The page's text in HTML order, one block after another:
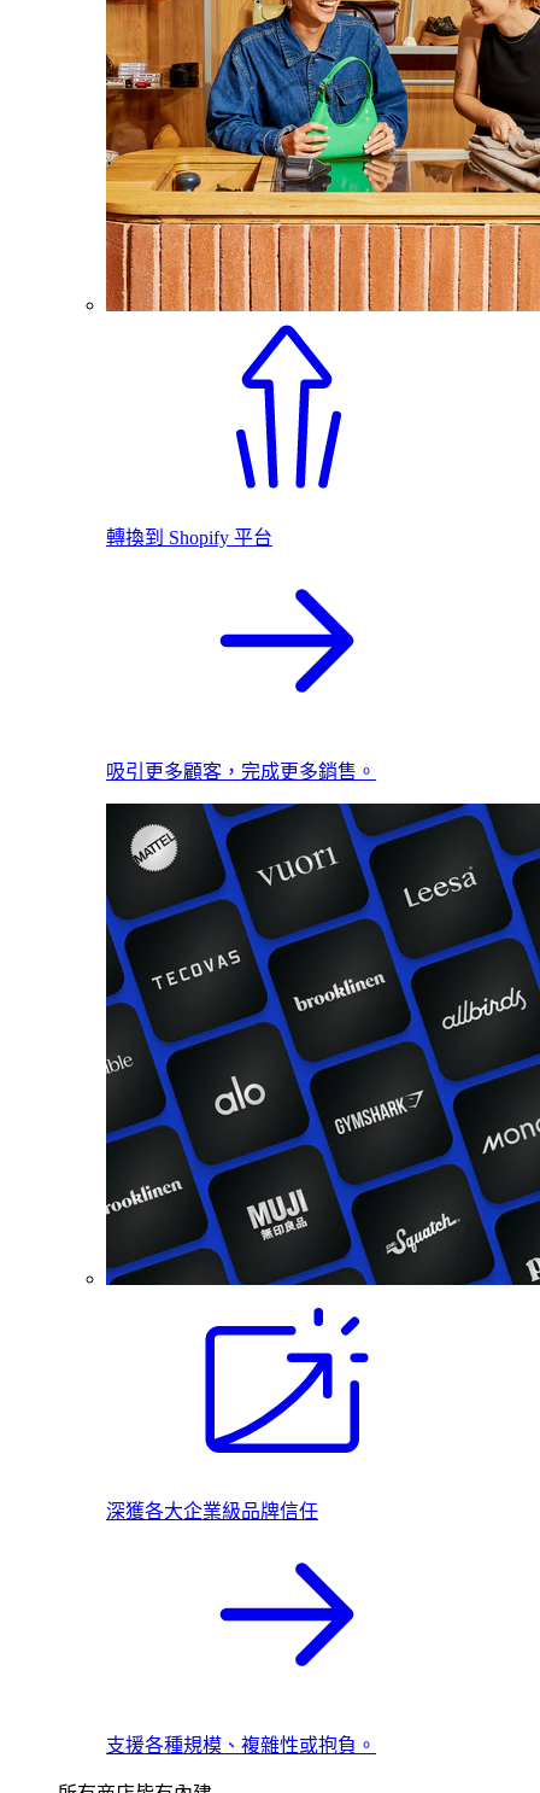
轉換到 Shopify 平台
吸引更多顧客，完成更多銷售。
深獲各大企業級品牌信任
支援各種規模、複雜性或抱負。